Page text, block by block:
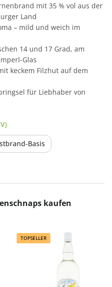
mit 35 % vol aus der
Land
– mild und weich im
14 und 17 Grad, am
Glas
keckem Filzhut auf dem
für Liebhaber von
Basis
kaufen
TOPSELLER